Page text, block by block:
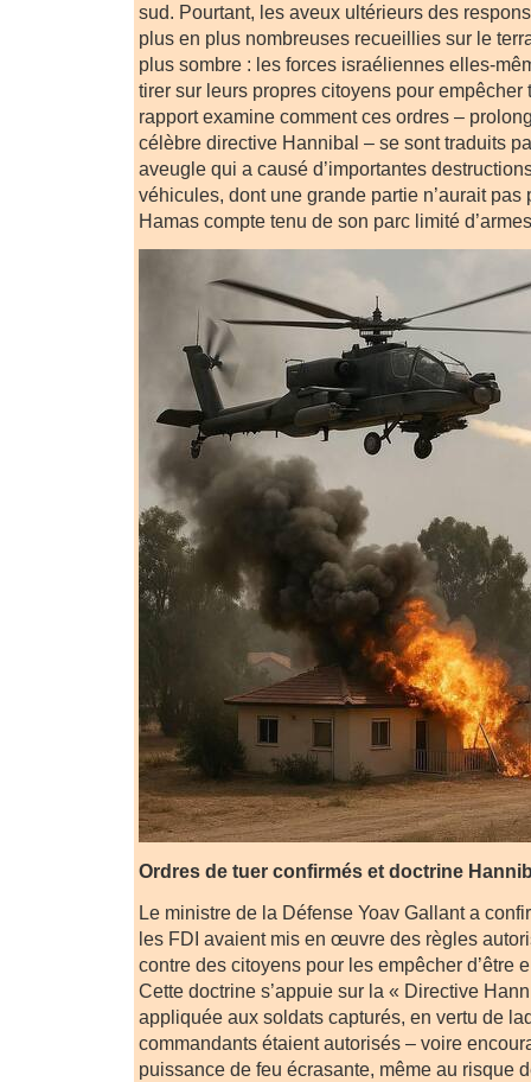
sud. Pourtant, les aveux ultérieurs des
plus en plus nombreuses recueillies sur le
plus sombre : les forces israéliennes elles-
tirer sur leurs propres citoyens pour empêcher
rapport examine comment ces ordres –
célèbre directive Hannibal – se sont traduits
aveugle qui a causé d’importantes
véhicules, dont une grande partie n’aurait pas
Hamas compte tenu de son parc limité
Ordres de tuer confirmés et doctrine
Le ministre de la Défense Yoav Gallant a
les FDI avaient mis en œuvre des règles
contre des citoyens pour les empêcher d’être
Cette doctrine s’appuie sur la « Directive
appliquée aux soldats capturés, en vertu de
commandants étaient autorisés – voire
puissance de feu écrasante, même au risque